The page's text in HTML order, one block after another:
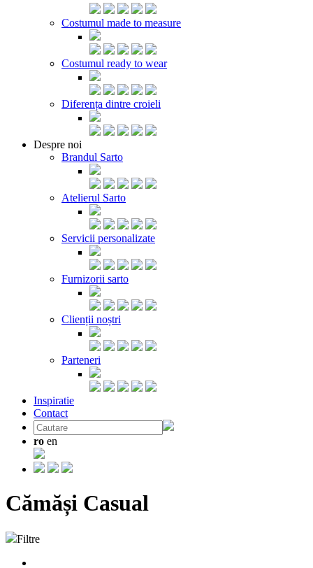
Costumul made to measure
Costumul ready to wear
Diferența dintre croieli
Despre noi
Brandul Sarto
Atelierul Sarto
Servicii personalizate
Furnizorii sarto
Clienții noștri
Parteneri
Inspiratie
Contact
ro en
Cămăși Casual
Filtre